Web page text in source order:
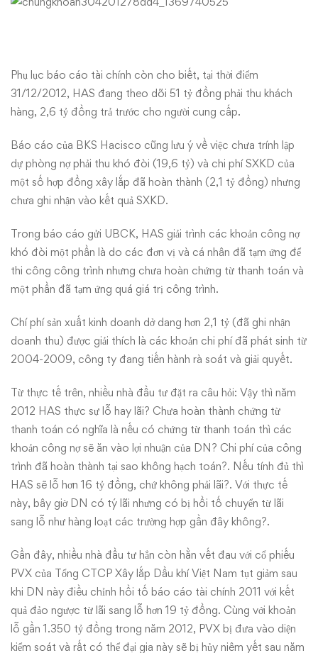
Phụ lục báo cáo tài chính còn cho biết, tại thời điểm
31/12/2012, HAS đang theo dõi 51 tỷ đồng phải thu khách
hàng, 2,6 tỷ đồng trả trước cho người cung cấp.
Báo cáo của BKS Hacisco cũng lưu ý về việc chưa trính lập
dự phòng nợ phải thu khó đòi (19,6 tỷ) và chi phí SXKD của
một số hợp đồng xây lắp đã hoàn thành (2,1 tỷ đồng) nhưng
chưa ghi nhận vào kết quả SXKD.
Trong báo cáo gửi UBCK, HAS giải trình các khoản công nợ
khó đòi một phần là do các đơn vị và cá nhân đã tạm ứng để
thi công công trình nhưng chưa hoàn chứng từ thanh toán và
một phần đã tạm ứng quá giá trị công trình.
Chí phí sản xuất kinh doanh dở dang hơn 2,1 tỷ (đã ghi nhận
doanh thu) được giải thích là các khoản chi phí đã phát sinh từ
2004-2009, công ty đang tiến hành rà soát và giải quyết.
Từ thực tế trên, nhiều nhà đầu tư đặt ra câu hỏi: Vậy thì năm
2012 HAS thực sự lỗ hay lãi? Chưa hoàn thành chứng từ
thanh toán có nghĩa là nếu có chứng từ thanh toán thì các
khoản công nợ sẽ ăn vào lợi nhuận của DN? Chi phí của công
trình đã hoàn thành tại sao không hạch toán?. Nếu tính đủ thì
HAS sẽ lỗ hơn 16 tỷ đồng, chứ không phải lãi?. Với thực tế
này, bây giờ DN có tý lãi nhưng có bị hồi tố chuyển từ lãi
sang lỗ như hàng loạt các trường hợp gần đây không?.
Gần đây, nhiều nhà đầu tư hẳn còn hằn vết đau với cổ phiếu
PVX của Tổng CTCP Xây lắp Dầu khí Việt Nam tụt giảm sau
khi DN này điều chỉnh hồi tố báo cáo tài chính 2011 với kết
quả đảo ngược từ lãi sang lỗ hơn 19 tỷ đồng. Cùng với khoản
lỗ gần 1.350 tỷ đồng trong năm 2012, PVX bị đưa vào diện
kiểm soát và rất có thể đại gia này sẽ bị hủy niêm yết sau năm